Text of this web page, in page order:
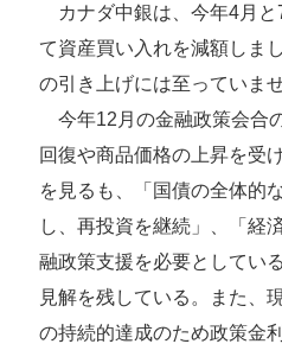
カナダ中銀は、今年4月と
て資産買い入れを減額しま
の引き上げには至っていませ
今年12月の金融政策会合
回復や商品価格の上昇を受
を見るも、「国債の全体的
し、再投資を継続」、「経
融政策支援を必要としてい
見解を残している。また、
の持続的達成のため政策金